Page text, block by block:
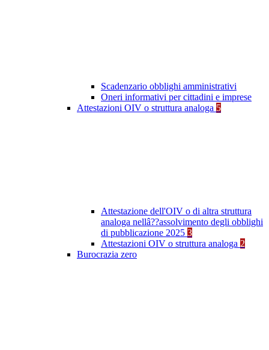
Scadenzario obblighi amministrativi
Oneri informativi per cittadini e imprese
Attestazioni OIV o struttura analoga 5
Attestazione dell'OIV o di altra struttura
analoga nellâ??assolvimento degli obblighi
di pubblicazione 2025 3
Attestazioni OIV o struttura analoga 2
Burocrazia zero